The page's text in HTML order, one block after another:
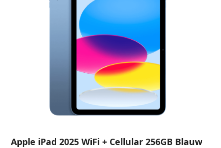
Apple iPad 2025 WiFi + Cellular 256GB Blauw